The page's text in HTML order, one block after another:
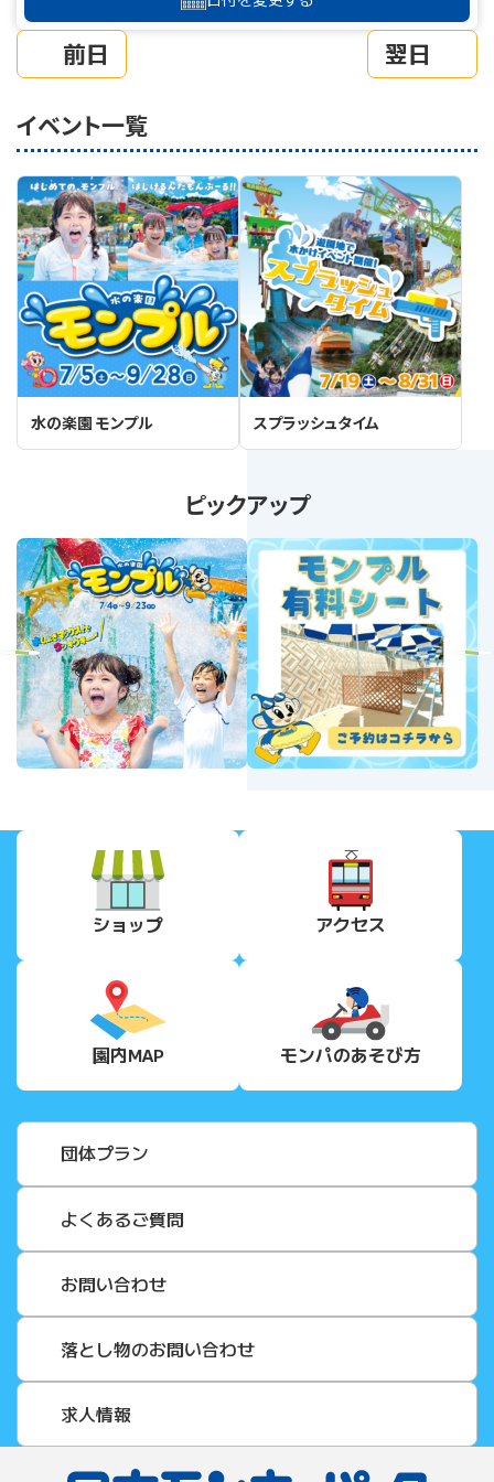
前日 翌日
イベント一覧
水の楽園 モンプル スプラッシュタイム
ピックアップ
Next
ショップ アクセス
園内MAP モンパのあそび方
団体プラン
よくあるご質問
お問い合わせ
落とし物のお問い合わせ
求人情報